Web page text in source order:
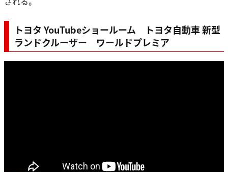
トヨタ YouTubeショールーム トヨタ自動車 新型
ランドクルーザー ワールドプレミア